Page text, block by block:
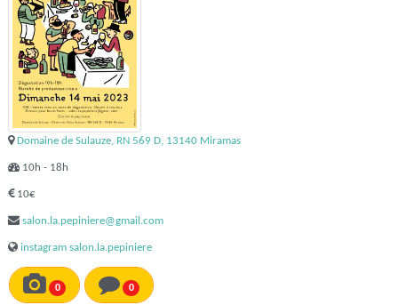
Domaine de Sulauze, RN 569 D, 13140 Miramas
10h - 18h
10€
salon.la.pepiniere@gmail.com
instagram salon.la.pepiniere
0 0